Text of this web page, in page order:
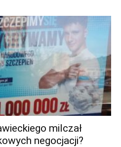
milczał
negocjacji?